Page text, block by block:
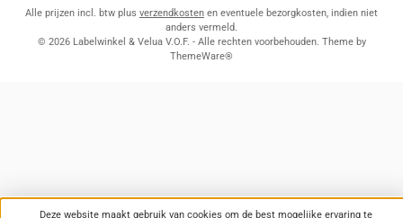
Alle prijzen incl. btw plus verzendkosten en eventuele bezorgkosten, indien niet
anders vermeld.
© 2026 Labelwinkel & Velua V.O.F. - Alle rechten voorbehouden. Theme by
ThemeWare®
Deze website maakt gebruik van cookies om de best mogelijke ervaring te